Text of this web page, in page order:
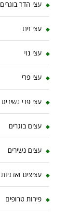
עצי הדר בוגרים
עצי זית
עצי נוי
עצי פרי
עצי פרי נשירים
עצים בוגרים
עצים נשירים
עציצים ואדניות
פירות טרופים